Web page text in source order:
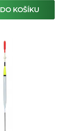
DO KOŠÍKU